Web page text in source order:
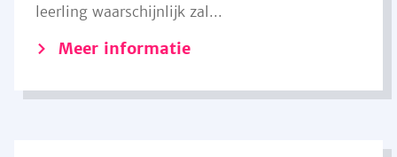
leerling waarschijnlijk zal...
Meer informatie